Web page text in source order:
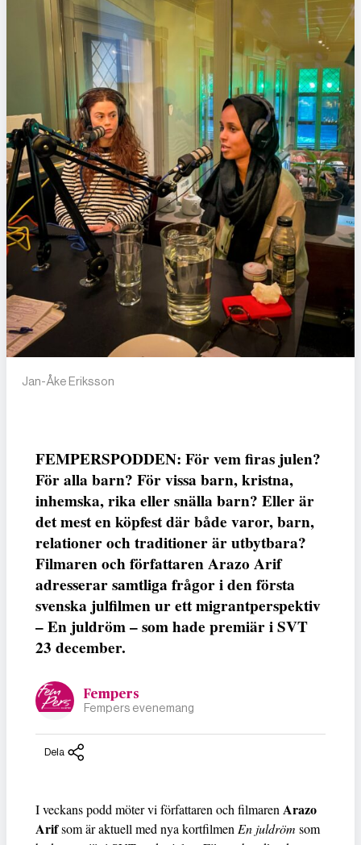
Jan-Åke Eriksson
FEMPERSPODDEN: För vem firas julen?
För alla barn? För vissa barn, kristna,
inhemska, rika eller snälla barn? Eller är
det mest en köpfest där både varor, barn,
relationer och traditioner är utbytbara?
Filmaren och författaren Arazo Arif
adresserar samtliga frågor i den första
svenska julfilmen ur ett migrantperspektiv
– En juldröm – som hade premiär i SVT
23 december.
Fempers
Fempers evenemang
Dela
I veckans podd möter vi författaren och filmarenArazo
Arifsom är aktuell med nya kortfilmenEn juldröm som